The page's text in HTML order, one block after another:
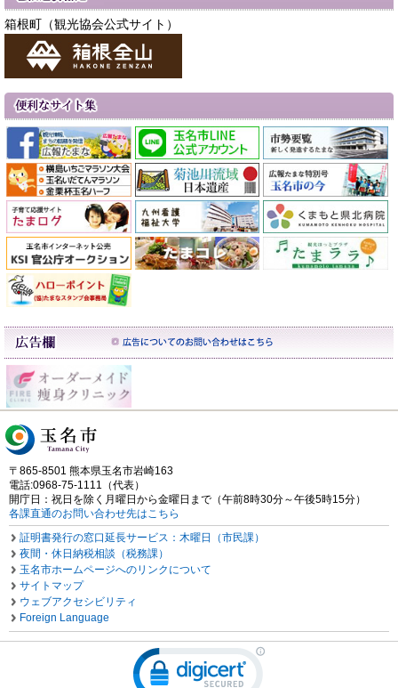
箱根町（観光協会公式サイト）
〒865-8501 熊本県玉名市岩崎163
電話:0968-75-1111（代表）
開庁日：祝日を除く月曜日から金曜日まで（午前8時30分～午後5時15分）
各課直通のお問い合わせ先はこちら
証明書発行の窓口延長サービス：木曜日（市民課）
夜間・休日納税相談（税務課）
玉名市ホームページへのリンクについて
サイトマップ
ウェブアクセシビリティ
Foreign Language